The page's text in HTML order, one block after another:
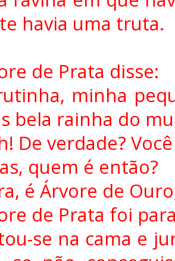
havia uma truta.
de Prata disse:
minha
bela rainha do
De verdade?
quem é então?
é Árvore de
de Prata foi
se na cama e